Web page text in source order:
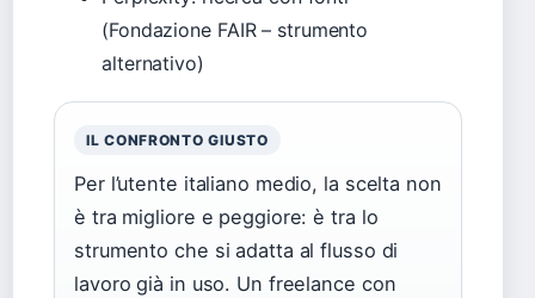
(Fondazione FAIR – strumento
alternativo)
IL CONFRONTO GIUSTO
Per l’utente italiano medio, la scelta non
è tra migliore e peggiore: è tra lo
strumento che si adatta al flusso di
lavoro già in uso. Un freelance con